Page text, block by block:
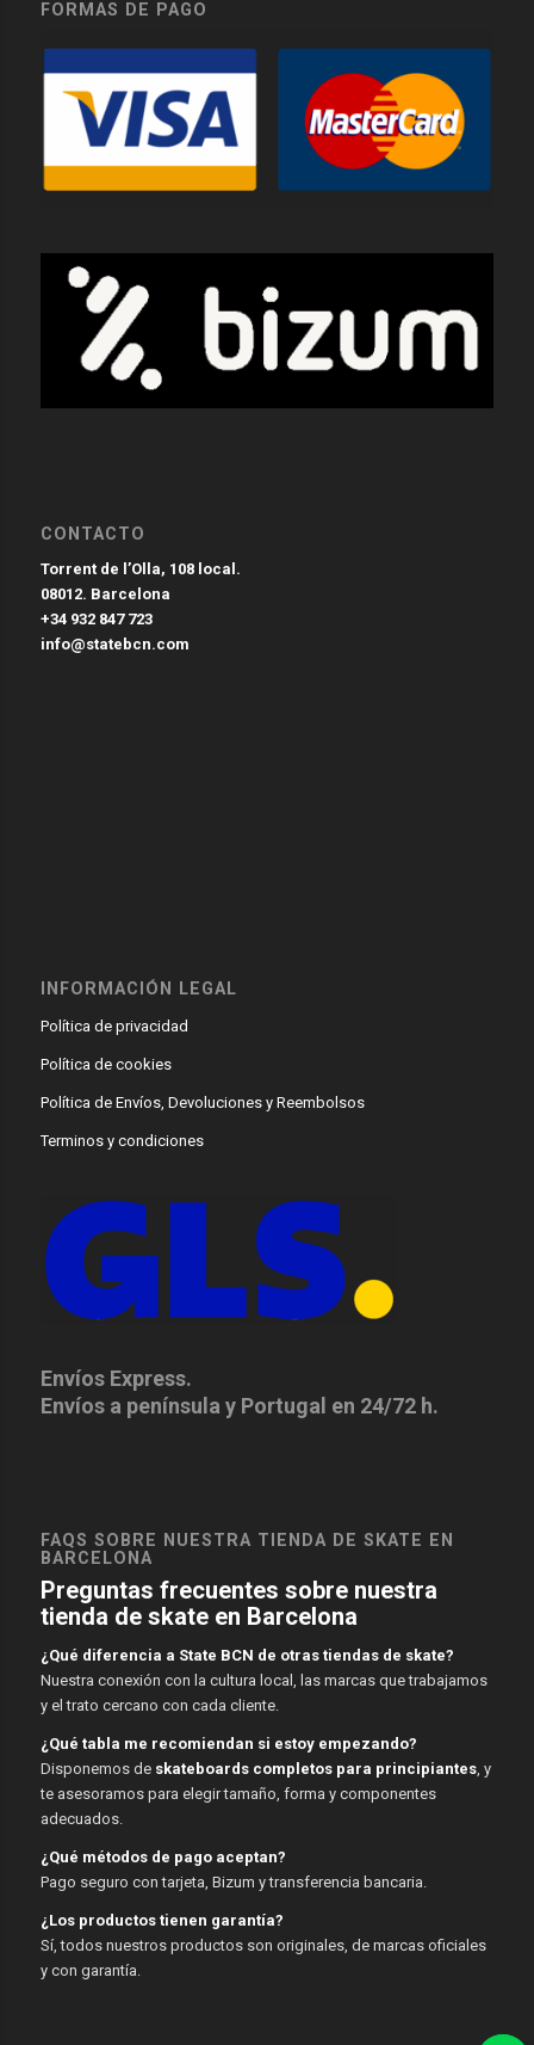
FORMAS DE PAGO
CONTACTO
Torrent de l’Olla, 108 local.
08012. Barcelona
+34 932 847 723
info@statebcn.com
INFORMACIÓN LEGAL
Política de privacidad
Política de cookies
Política de Envíos, Devoluciones y Reembolsos
Terminos y condiciones
Envíos Express.
Envíos a península y Portugal en 24/72 h.
FAQS SOBRE NUESTRA TIENDA DE SKATE EN
BARCELONA
Preguntas frecuentes sobre nuestra
tienda de skate en Barcelona
¿Qué diferencia a State BCN de otras tiendas de skate?
Nuestra conexión con la cultura local, las marcas que trabajamos
y el trato cercano con cada cliente.
¿Qué tabla me recomiendan si estoy empezando?
Disponemos de skateboards completos para principiantes, y
te asesoramos para elegir tamaño, forma y componentes
adecuados.
¿Qué métodos de pago aceptan?
Pago seguro con tarjeta, Bizum y transferencia bancaria.
¿Los productos tienen garantía?
Sí, todos nuestros productos son originales, de marcas oficiales
y con garantía.